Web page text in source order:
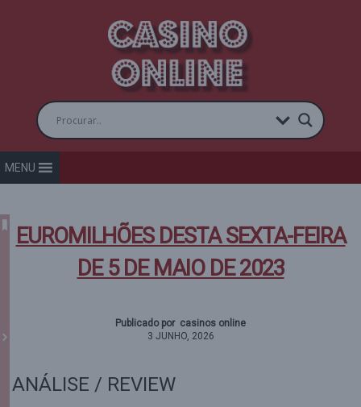
MENU
EUROMILHÕES DESTA SEXTA-FEIRA
DE 5 DE MAIO DE 2023
Publicado por casinos online
3 JUNHO, 2026
ANÁLISE / REVIEW